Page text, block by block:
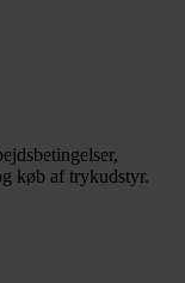
køb af trykudstyr.